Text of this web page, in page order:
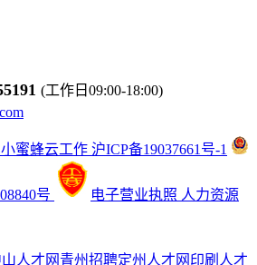
(工作日09:00-18:00)
蜜蜂云工作 沪ICP备19037661号-1
号 电子营业执照 人力资源
人才网 青州招聘定州人才网 印刷人才